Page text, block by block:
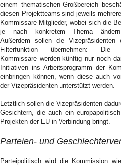
einem thematischen Großbereich
diesen Projektteams sind jeweils
Kommissare Mitglieder, wobei sich die
je nach konkretem Thema
Außerdem sollen die Vizepräsidenten
Filterfunktion übernehmen: Die
Kommissare werden künftig nur noch
Initiativen ins Arbeitsprogramm der
einbringen können, wenn diese auch
der Vizepräsidenten unterstützt werden.
Letztlich sollen die Vizepräsidenten
Gesichtern, die auch ein
Projekten der EU in Verbindung bringt.
Parteien- und
Parteipolitisch wird die Kommission